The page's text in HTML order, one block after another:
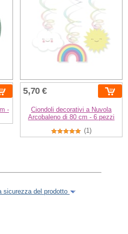
-
5,70 €
Ciondoli decorativi a Nuvola
Arcobaleno di 80 cm - 6 pezzi
(1)
sicurezza del prodotto